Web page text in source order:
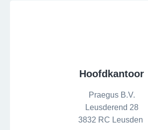
Hoofdkantoor
Praegus B.V.
Leusderend 28
3832 RC Leusden